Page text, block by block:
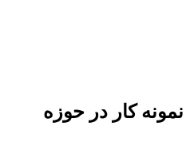
نمونه کار در حوزه